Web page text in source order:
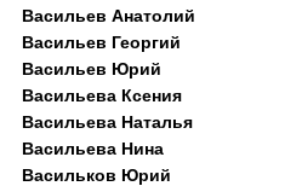
Васильев Анатолий
Васильев Георгий
Васильев Юрий
Васильева Ксения
Васильева Наталья
Васильева Нина
Васильков Юрий